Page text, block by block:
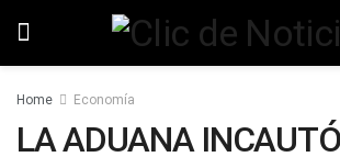
Home Economía
LA ADUANA INCAUTÓ